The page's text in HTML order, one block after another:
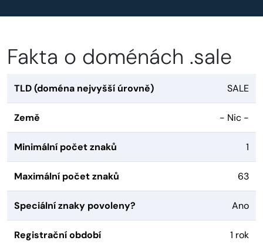
Fakta o doménách .sale
TLD (doména nejvyšší úrovně) SALE
Země - Nic -
Minimální počet znaků 1
Maximální počet znaků 63
Speciální znaky povoleny? Ano
Registrační období 1 rok